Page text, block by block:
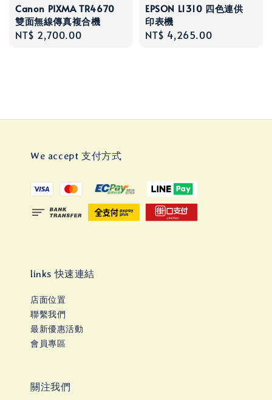
Canon PIXMA TR4670
雙面無線傳真複合機
Regular
NT$ 2,700.00
EPSON L1310 四色連供
印表機
Regular
NT$ 4,265.00
We accept 支付方式
links 快速連結
店面位置
聯繫我們
最新優惠活動
會員專區
關注我們